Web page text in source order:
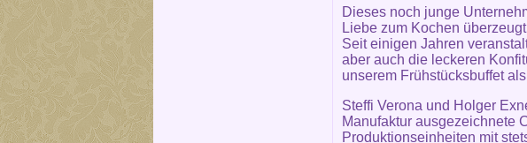
Dieses noch junge
Liebe zum Kochen
Seit einigen Jahren
aber auch die leckeren
unserem Frühstücksbuffet
Steffi Verona und Holger
Manufaktur ausgezeichnete
Produktionseinheiten mit